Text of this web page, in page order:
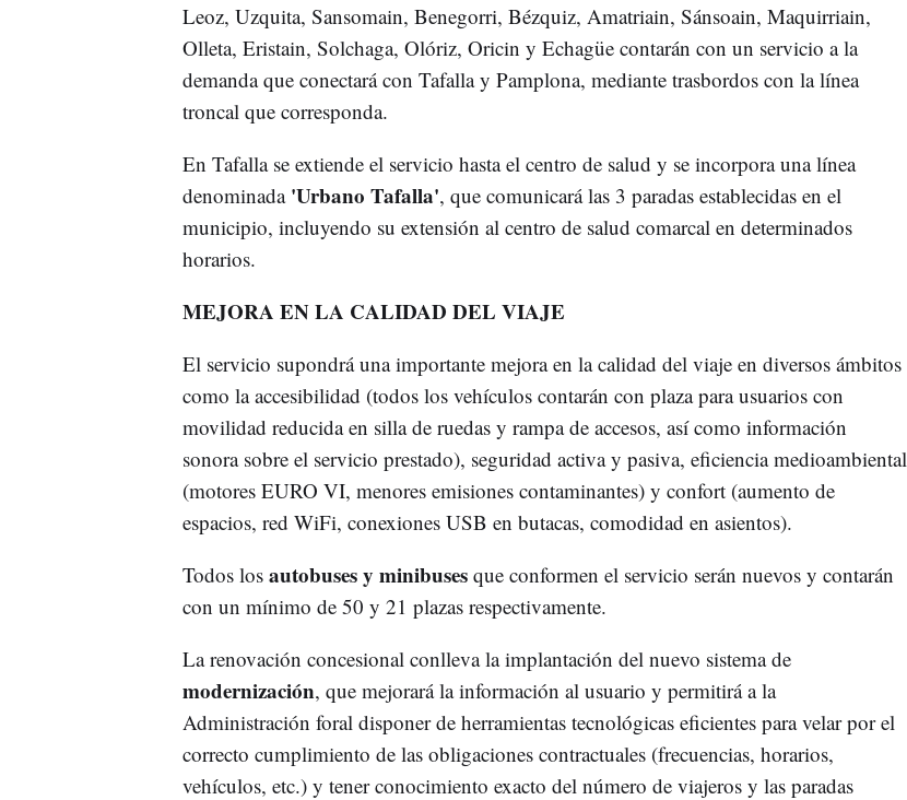
Leoz, Uzquita, Sansomain, Benegorri, Bézquiz, Amatriain, Sánsoain, Maquirriain,
Olleta, Eristain, Solchaga, Olóriz, Oricin y Echagüe contarán con un servicio a la
demanda que conectará con Tafalla y Pamplona, mediante trasbordos con la línea
troncal que corresponda.
En Tafalla se extiende el servicio hasta el centro de salud y se incorpora una línea
denominada'Urbano Tafalla', que comunicará las 3 paradas establecidas en el
municipio, incluyendo su extensión al centro de salud comarcal en determinados
horarios.
MEJORA EN LA CALIDAD DEL VIAJE
El servicio supondrá una importante mejora en la calidad del viaje en diversos ámbitos
como la accesibilidad (todos los vehículos contarán con plaza para usuarios con
movilidad reducida en silla de ruedas y rampa de accesos, así como información
sonora sobre el servicio prestado), seguridad activa y pasiva, eficiencia medioambiental
(motores EURO VI, menores emisiones contaminantes) y confort (aumento de
espacios, red WiFi, conexiones USB en butacas, comodidad en asientos).
Todos los autobuses y minibusesque conformen el servicio serán nuevos y contarán
con un mínimo de 50 y 21 plazas respectivamente.
La renovación concesional conlleva la implantación del nuevo sistema de
modernización, que mejorará la información al usuario y permitirá a la
Administración foral disponer de herramientas tecnológicas eficientes para velar por el
correcto cumplimiento de las obligaciones contractuales (frecuencias, horarios,
vehículos, etc.) y tener conocimiento exacto del número de viajeros y las paradas